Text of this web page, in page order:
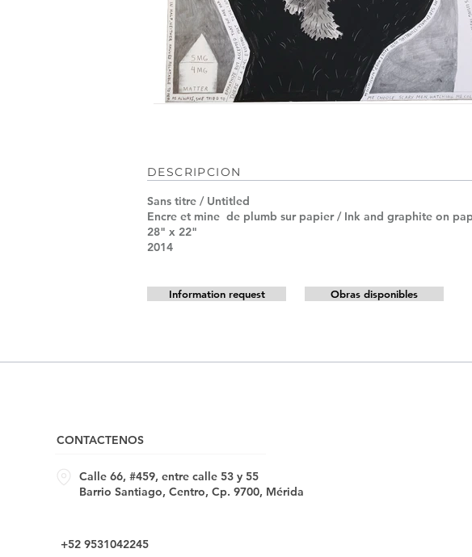
DESCRIPCION
Sans titre / Untitled
Encre et mine de plumb sur papier / Ink and graphite on
28" x 22"
2014
Information request Obras disponibles
CONTACTENOS
Calle 66, #459, entre calle 53 y 55
Barrio Santiago, Centro, Cp. 9700, Mérida
+52 9531042245